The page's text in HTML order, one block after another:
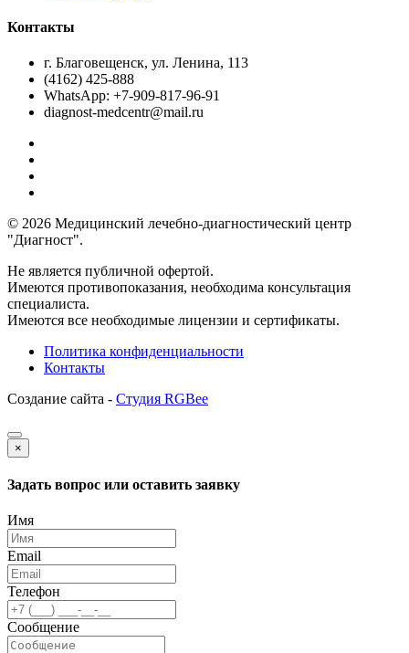
Контакты
г. Благовещенск, ул. Ленина, 113
(4162) 425-888
WhatsApp: +7-909-817-96-91
diagnost-medcentr@mail.ru
© 2026 Медицинский лечебно-диагностический центр
"Диагност".
Не является публичной офертой.
Имеются противопоказания, необходима консультация
специалиста.
Имеются все необходимые лицензии и сертификаты.
Политика конфиденциальности
Контакты
Создание сайта - Студия RGBee
×
Задать вопрос или оставить заявку
Имя
Email
Телефон
Сообщение